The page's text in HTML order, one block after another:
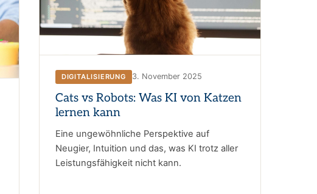
DIGITALISIERUNG 3. November 2025
Cats vs Robots: Was KI von Katzen
lernen kann
Eine ungewöhnliche Perspektive auf
Neugier, Intuition und das, was KI trotz aller
Leistungsfähigkeit nicht kann.